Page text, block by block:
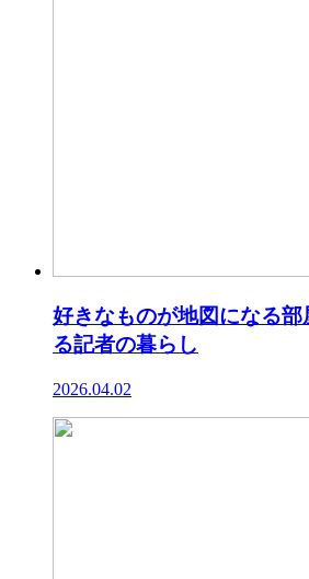
好きなものが地図になる
る記者の暮らし
2026.04.02